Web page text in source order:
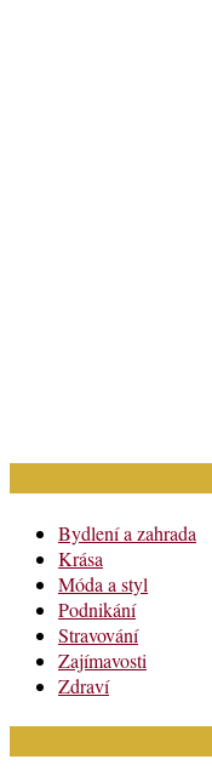
Bydlení a zahrada
Krása
Móda a styl
Podnikání
Stravování
Zajímavosti
Zdraví